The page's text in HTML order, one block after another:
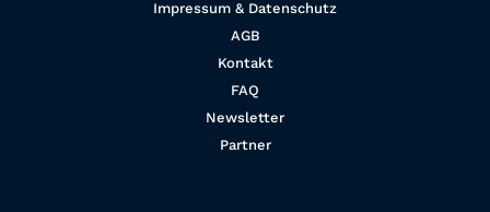
Impressum & Datenschutz
AGB
Kontakt
FAQ
Newsletter
Partner